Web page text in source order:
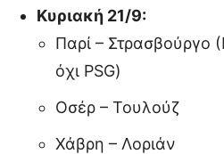
Κυριακή 21/9:
Παρί – Στρασβούργο
όχι PSG)
Οσέρ – Τουλούζ
Χάβρη – Λοριάν